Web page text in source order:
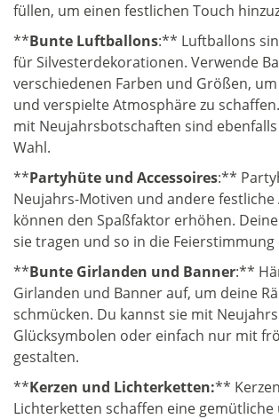
füllen, um einen festlichen Touch
**Bunte Luftballons:** Luftballons
für Silvesterdekorationen. Verwende
verschiedenen Farben und Größen,
und verspielte Atmosphäre zu
mit Neujahrsbotschaften sind
Wahl.
**Partyhüte und Accessoires:**
Neujahrs-Motiven und andere festliche
können den Spaßfaktor erhöhen.
sie tragen und so in die Feierstimmung
**Bunte Girlanden und Banner:**
Girlanden und Banner auf, um deine
schmücken. Du kannst sie mit
Glücksymbolen oder einfach nur mit
gestalten.
**Kerzen und Lichterketten:**
Lichterketten schaffen eine gemütliche